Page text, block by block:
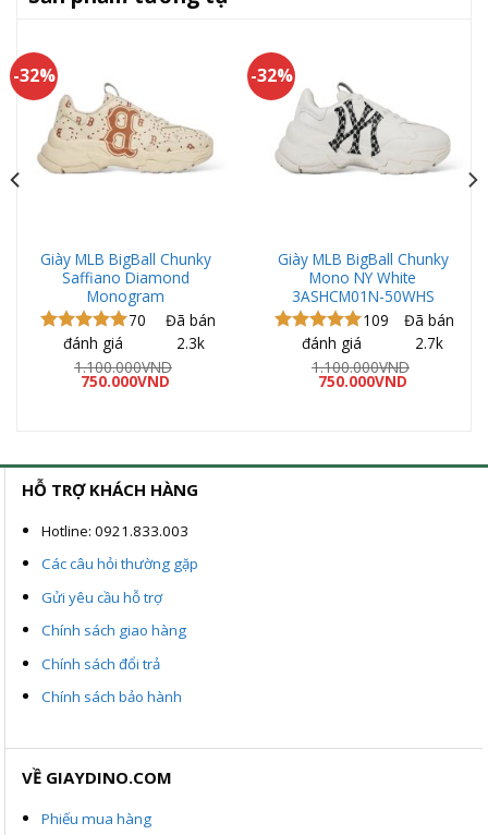
-32%
Giày MLB BigBall Chunky
Saffiano Diamond
Monogram
Được xếp
hạng 5.00
70
đánh giá
Đã bán
2.3k
1.100.000VND
Giá
750.000VND
-32%
Giày MLB BigBall Chunky
Mono NY White
3ASHCM01N-50WHS
Được xếp
hạng 5.00
109
đánh giá
Đã bán
2.7k
1.100.000VND
Giá
750.000VND
HỖ TRỢ KHÁCH HÀNG
Hotline: 0921.833.003
Các câu hỏi thường gặp
Gửi yêu cầu hỗ trợ
Chính sách giao hàng
Chính sách đổi trả
Chính sách bảo hành
VỀ GIAYDINO.COM
Phiếu mua hàng